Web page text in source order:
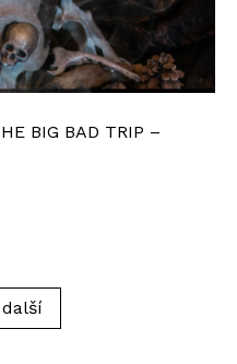
BIG BAD TRIP –